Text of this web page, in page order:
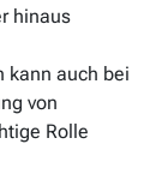
hinaus
kann auch bei
von
Rolle